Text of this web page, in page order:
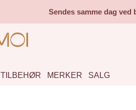
Sendes samme dag ved
TILBEHØR MERKER SALG